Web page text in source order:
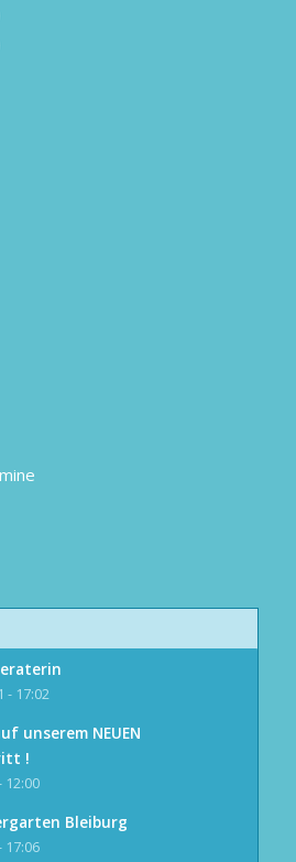
- 17:02
unserem NEUEN
!
12:00
Bleiburg
17:06